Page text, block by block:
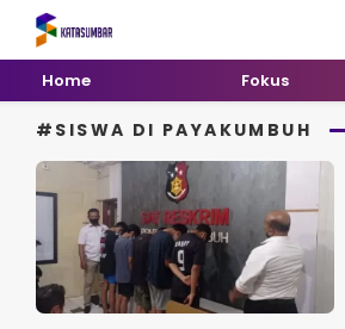
Kata Sumbar
Berita Sumbar Hari Ini
Home Fokus
#SISWA DI PAYAKUMBUH